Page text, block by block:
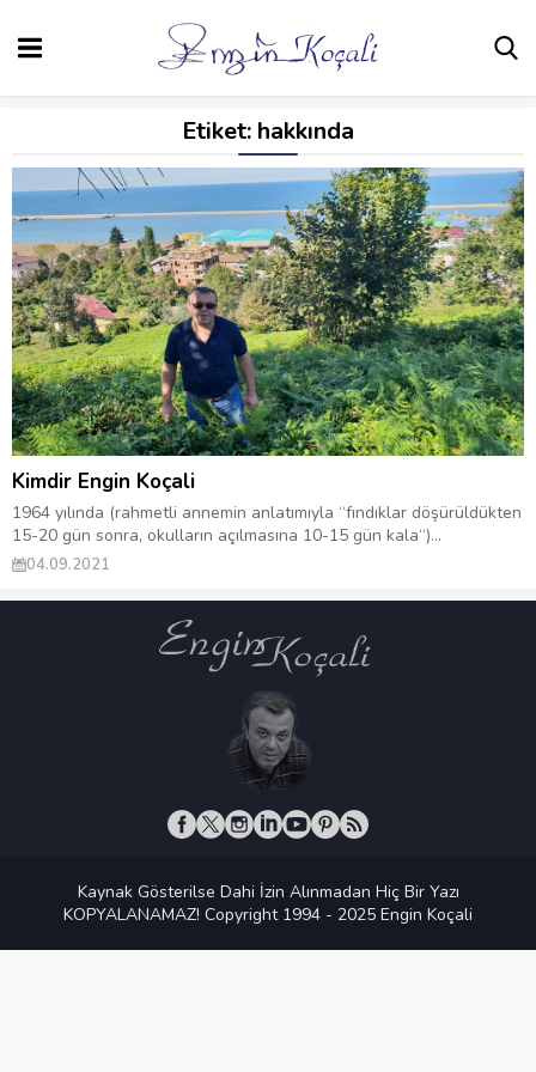
Etiket: hakkında
Kimdir Engin Koçali
1964 yılında (rahmetli annemin anlatımıyla “fındıklar döşürüldükten
15-20 gün sonra, okulların açılmasına 10-15 gün kala“)...
04.09.2021
Kaynak Gösterilse Dahi İzin Alınmadan Hiç Bir Yazı
KOPYALANAMAZ! Copyright 1994 - 2025 Engin Koçali